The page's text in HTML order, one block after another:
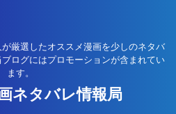
厳選したオススメ漫画を少しのネタバ
ログにはプロモーションが含まれてい
ます。
ネタバレ情報局